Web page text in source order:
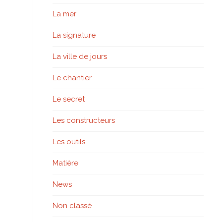
La mer
La signature
La ville de jours
Le chantier
Le secret
Les constructeurs
Les outils
Matière
News
Non classé